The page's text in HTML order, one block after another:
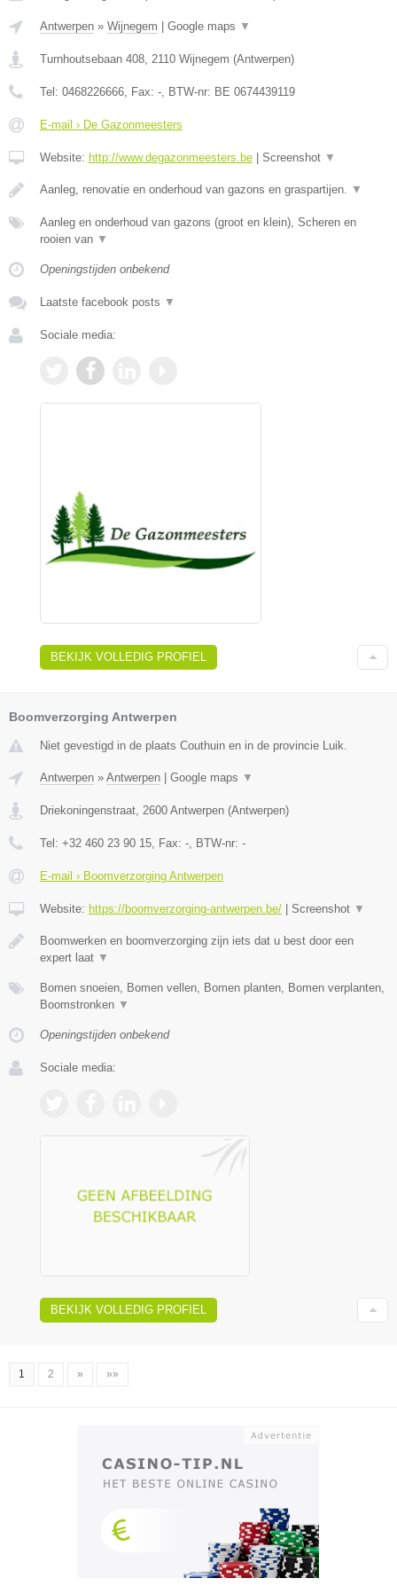
Antwerpen » Wijnegem Google maps ▼
Turnhoutsebaan 408 2110 Wijnegem (Antwerpen)
Tel: 0468226666 , Fax: - , BTW-nr: BE 0674439119
E-mail › De Gazonmeesters
Website: http://www.degazonmeesters.be Screenshot ▼
Aanleg, renovatie en onderhoud van gazons en graspartijen. ▼
Aanleg en onderhoud van gazons (groot en klein), Scheren en
rooien van ▼
Openingstijden onbekend
Laatste facebook posts ▼
Sociale media:
BEKIJK VOLLEDIG PROFIEL
Boomverzorging Antwerpen
Niet gevestigd in de plaats Couthuin en in de provincie Luik.
Antwerpen » Antwerpen Google maps ▼
Driekoningenstraat 2600 Antwerpen (Antwerpen)
Tel: +32 460 23 90 15 , Fax: - , BTW-nr: -
E-mail › Boomverzorging Antwerpen
Website: https://boomverzorging-antwerpen.be/ Screenshot ▼
Boomwerken en boomverzorging zijn iets dat u best door een
expert laat ▼
Bomen snoeien, Bomen vellen, Bomen planten, Bomen verplanten,
Boomstronken ▼
Openingstijden onbekend
Sociale media:
BEKIJK VOLLEDIG PROFIEL
1 2 » »»